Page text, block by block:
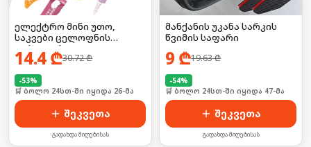
ელექტრო მინი უთო,
საკვები ცელოფნის
დასალუქი
14.4₾30.72₾
-53%
🛒 ბოლო 24სთ-ში იყიდა 26-მა
შეკვეთა
გადახდა მიღებისას
მანქანის უკანა სარკის
წვიმის საფარი
9 ₾19.63₾
-54%
🛒 ბოლო 24სთ-ში იყიდა 47-მა
შეკვეთა
გადახდა მიღებისას